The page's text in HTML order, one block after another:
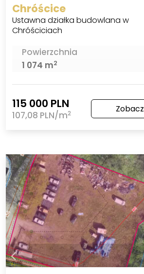
Chróścice
Ustawna działka budowlana w
Chróściciach
Powierzchnia
1 074 m2
115 000 PLN
107,08 PLN/m2 Zobacz